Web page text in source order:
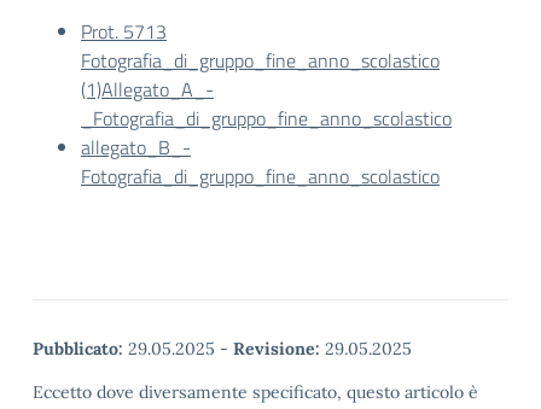
Prot. 5713
Fotografia_di_gruppo_fine_anno_scolastico
(1)Allegato_A_-
_Fotografia_di_gruppo_fine_anno_scolastico
allegato_B_-
Fotografia_di_gruppo_fine_anno_scolastico
Pubblicato: 29.05.2025 - Revisione: 29.05.2025
Eccetto dove diversamente specificato, questo articolo è